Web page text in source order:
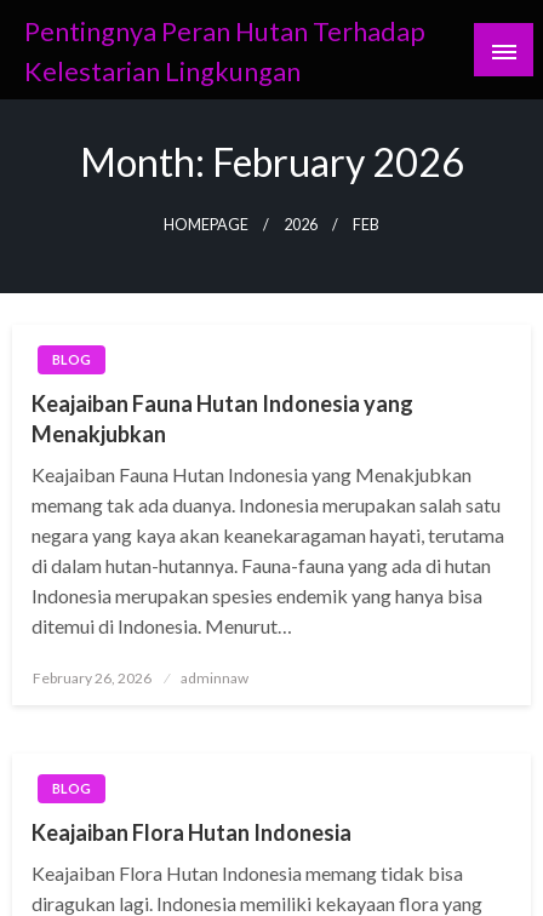
content
Pentingnya Peran Hutan Terhadap
Kelestarian Lingkungan
Month: February 2026
HOMEPAGE 2026 FEB
BLOG
Keajaiban Fauna Hutan Indonesia yang
Menakjubkan
Keajaiban Fauna Hutan Indonesia yang Menakjubkan
memang tak ada duanya. Indonesia merupakan salah satu
negara yang kaya akan keanekaragaman hayati, terutama
di dalam hutan-hutannya. Fauna-fauna yang ada di hutan
Indonesia merupakan spesies endemik yang hanya bisa
ditemui di Indonesia. Menurut…
Posted
February 26, 2026 adminnaw
BLOG
Keajaiban Flora Hutan Indonesia
Keajaiban Flora Hutan Indonesia memang tidak bisa
diragukan lagi. Indonesia memiliki kekayaan flora yang